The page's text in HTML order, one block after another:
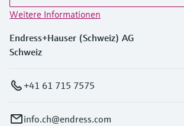
Weitere Informationen
Endress+Hauser (Schweiz) AG
Schweiz
+41 61 715 7575
info.ch@endress.com